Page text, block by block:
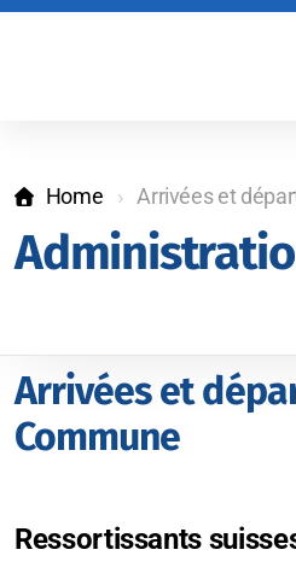
Home Arrivées et
Arrivées et
Commune
Ressortissants
Présentation
Sport et culture
Manifestations